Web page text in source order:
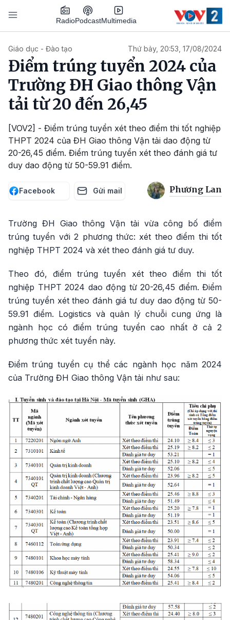
Nhảy đến nội dung
RadioPodcastMultimedia
Giáo dục - Đào tạo Thứ bảy, 20:53, 17/08/2024
Điểm trúng tuyển 2024 của
Trường ĐH Giao thông Vận
tải từ 20 đến 26,45
[VOV2] - Điểm trúng tuyển xét theo điểm thi tốt nghiệp
THPT 2024 của ĐH Giao thông Vận tải dao động từ
20-26,45 điểm. Điểm trúng tuyển xét theo đánh giá tư
duy dao động từ 50-59.91 điểm.
Facebook Gửi mail Phương Lan
Trường ĐH Giao thông Vận tải vừa công bố điểm
trúng tuyển với 2 phương thức: xét theo điểm thi tốt
nghiệp THPT 2024 và xét theo đánh giá tư duy.
Theo đó, điểm trúng tuyển xét theo điểm thi tốt
nghiệp THPT 2024 dao động từ 20-26,45 điểm. Điểm
trúng tuyển xét theo đánh giá tư duy dao động từ 50-
59.91 điểm. Logistics và quản lý chuỗi cung ứng là
ngành học có điểm trúng tuyển cao nhất ở cả 2
phương thức xét tuyển này.
Điểm trúng tuyển cụ thể các ngành học năm 2024
của Trường ĐH Giao thông Vận tải như sau: